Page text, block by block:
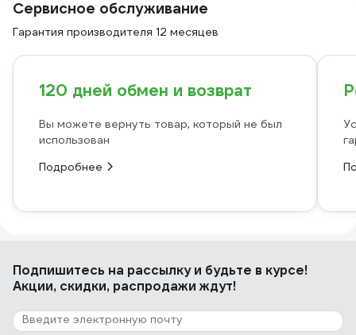
Сервисное обслуживание
Гарантия производителя 12 месяцев
120 дней обмен и возврат
Вы можете вернуть товар, который не был
использован
Подробнее
Подпишитесь на рассылкуи будьте в курсе!
Акции, скидки, распродажи ждут!